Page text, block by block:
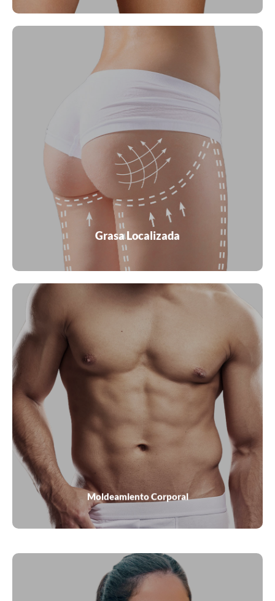
Grasa Localizada
Eliminar grasa localizada con Onda coolwaves, es el
atacan selectivamente las células de grasa de manera
segura y no invasiva. Es recomendado para todas las
zonas con grasa localizada, celulitis y poca flacidez.
VER MÁS
Moldeamiento Corporal
Moldeamiento corporal con StarFormer. Fortalece,
tonifica y reafirma los músculos sin esfuerzo con más de
50,000 pulsos magnéticos en 30 minutos.
VER MÁS